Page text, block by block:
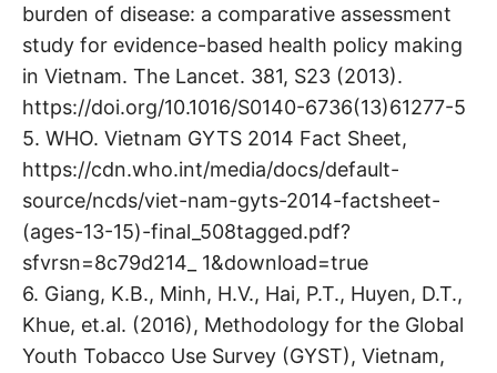
burden of disease: a comparative assessment
study for evidence-based health policy making
in Vietnam. The Lancet. 381, S23 (2013).
https://doi.org/10.1016/S0140-6736(13)61277-5
5. WHO. Vietnam GYTS 2014 Fact Sheet,
https://cdn.who.int/media/docs/default-
source/ncds/viet-nam-gyts-2014-factsheet-
(ages-13-15)-final_508tagged.pdf?
sfvrsn=8c79d214_ 1&download=true
6. Giang, K.B., Minh, H.V., Hai, P.T., Huyen, D.T.,
Khue, et.al. (2016), Methodology for the Global
Youth Tobacco Use Survey (GYST), Vietnam,